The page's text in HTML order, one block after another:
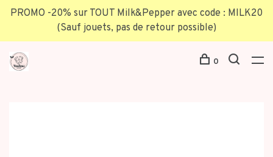
PROMO -20% sur TOUT Milk&Pepper avec code : MILK20
(Sauf jouets, pas de retour possible)
0